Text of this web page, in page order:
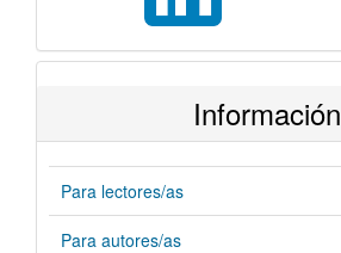
Información
Para lectores/as
Para autores/as